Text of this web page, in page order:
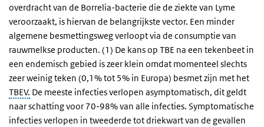
overdracht van de Borrelia-bacterie die de ziekte van Lyme
veroorzaakt, is hiervan de belangrijkste vector. Een minder
algemene besmettingsweg verloopt via de consumptie van
rauwmelkse producten. (1) De kans op TBE na een tekenbeet in
een endemisch gebied is zeer klein omdat momenteel slechts
zeer weinig teken (0,1% tot 5% in Europa) besmet zijn met het
TBEV. De meeste infecties verlopen asymptomatisch, dit geldt
naar schatting voor 70-98% van alle infecties. Symptomatische
infecties verlopen in tweederde tot driekwart van de gevallen